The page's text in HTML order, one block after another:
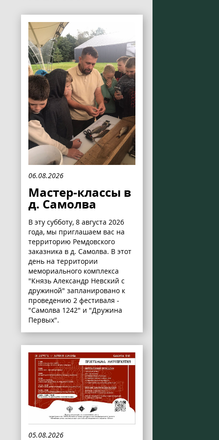
06.08.2026
Мастер-классы в
д. Самолва
В эту субботу, 8 августа 2026
года, мы приглашаем вас на
территорию Ремдовского
заказника в д. Самолва. В этот
день на территории
мемориального комплекса
"Князь Александр Невский с
дружиной" запланировано к
проведению 2 фестиваля -
"Самолва 1242" и "Дружина
Первых".
05.08.2026